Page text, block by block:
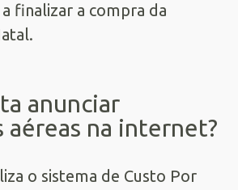
finalizar a compra da
anunciar
aéreas na internet?
o sistema de Custo Por